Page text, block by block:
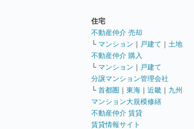
住宅
不動産仲介 売却
└ マンション ｜ 戸建て ｜ 土地
不動産仲介 購入
└ マンション ｜ 戸建て
分譲マンション管理会社
└ 首都圏 ｜ 東海 ｜ 近畿 ｜ 九州
マンション大規模修繕
不動産仲介 賃貸
賃貸情報サイト